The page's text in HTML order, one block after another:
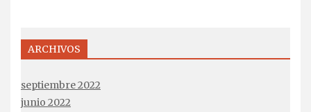
ARCHIVOS
septiembre 2022
junio 2022